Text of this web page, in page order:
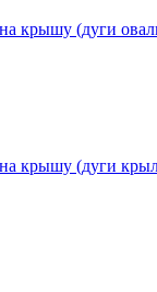
крышу (дуги
крышу (дуги